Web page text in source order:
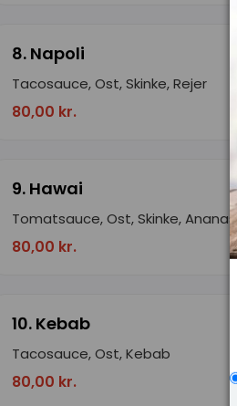
8. Napoli
Tacosauce, Ost, Skinke, Rejer
80,00 kr.
9. Hawai
Tomatsauce, Ost, Skinke, Ananas
80,00 kr.
10. Kebab
Tacosauce, Ost, Kebab
80,00 kr.